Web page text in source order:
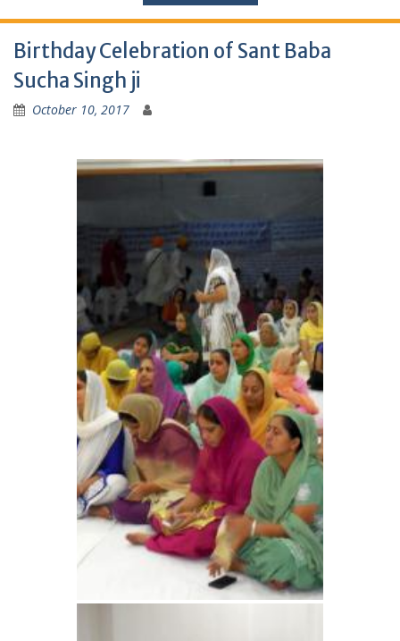
Birthday Celebration of Sant Baba
Sucha Singh ji
October 10, 2017